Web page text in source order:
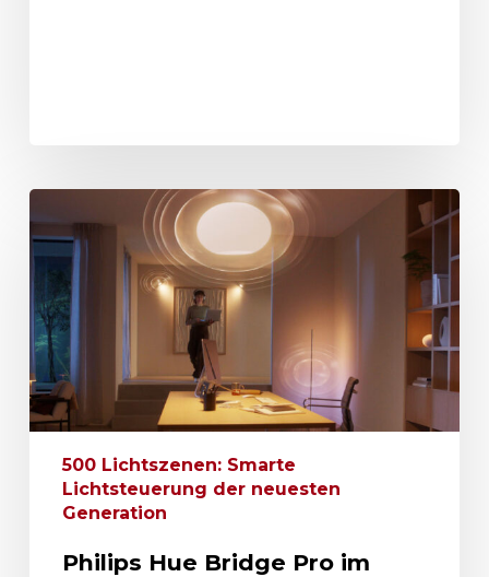
500 Lichtszenen: Smarte
Lichtsteuerung der neuesten
Generation
Philips Hue Bridge Pro im